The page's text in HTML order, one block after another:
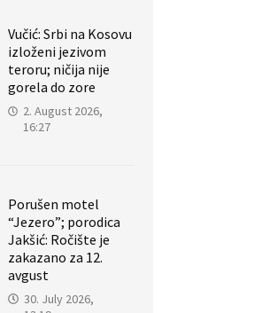
Vučić: Srbi na Kosovu
izloženi jezivom
teroru; ničija nije
gorela do zore
2. August 2026,
16:27
Porušen motel
“Jezero”; porodica
Jakšić: Ročište je
zakazano za 12.
avgust
30. July 2026,